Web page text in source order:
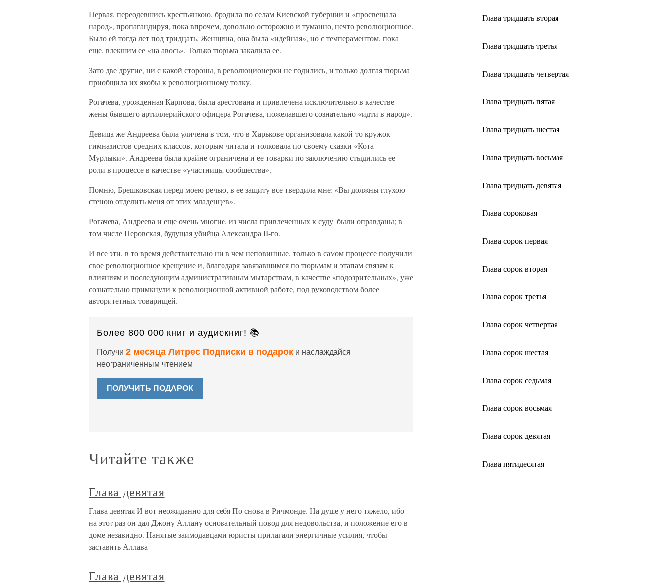
Глава тридцать вторая
Глава тридцать третья
Глава тридцать четвертая
Глава тридцать пятая
Глава тридцать шестая
Глава тридцать восьмая
Глава тридцать девятая
Глава сороковая
Глава сорок первая
Глава сорок вторая
Глава сорок третья
Глава сорок четвертая
Глава сорок шестая
Глава сорок седьмая
Глава сорок восьмая
Глава сорок девятая
Глава пятидесятая
Первая, переодевшись крестьянкою, бродила по селам Киевской губернии и «просвещала
народ», пропагандируя, пока впрочем, довольно осторожно и туманно, нечто революционное.
Было ей тогда лет под тридцать. Женщина, она была «идейная», но с темпераментом, пока
еще, влекшим ее «на авось». Только тюрьма закалила ее.
Зато две другие, ни с какой стороны, в революционерки не годились, и только долгая тюрьма
приобщила их якобы к революционному толку.
Рогачева, урожденная Карпова, была арестована и привлечена исключительно в качестве
жены бывшего артиллерийского офицера Рогачева, пожелавшего сознательно «идти в народ».
Девица же Андреева была уличена в том, что в Харькове организовала какой-то кружок
гимназистов средних классов, которым читала и толковала по-своему сказки «Кота
Мурлыки». Андреева была крайне ограничена и ее товарки по заключению стыдились ее
роли в процессе в качестве «участницы сообщества».
Помню, Брешковская перед моею речью, в ее защиту все твердила мне: «Вы должны глухою
стеною отделить меня от этих младенцев».
Рогачева, Андреева и еще очень многие, из числа привлеченных к суду, были оправданы; в
том числе Перовская, будущая убийца Александра II-го.
И все эти, в то время действительно ни в чем неповинные, только в самом процессе получили
свое революционное крещение и, благодаря завязавшимся по тюрьмам и этапам связям к
влияниям и последующим административным мытарствам, в качестве «подозрительных», уже
сознательно примкнули к революционной активной работе, под руководством более
авторитетных товарищей.
Более 800 000 книг и аудиокниг! 📚
Получи 2 месяца Литрес Подписки в подарок и наслаждайся
неограниченным чтением
ПОЛУЧИТЬ ПОДАРОК
Читайте также
Глава девятая
Глава девятая И вот неожиданно для себя По снова в Ричмонде. На душе у него тяжело, ибо
на этот раз он дал Джону Аллану основательный повод для недовольства, и положение его в
доме незавидно. Нанятые заимодавцами юристы прилагали энергичные усилия, чтобы
заставить Аллава
Глава девятая